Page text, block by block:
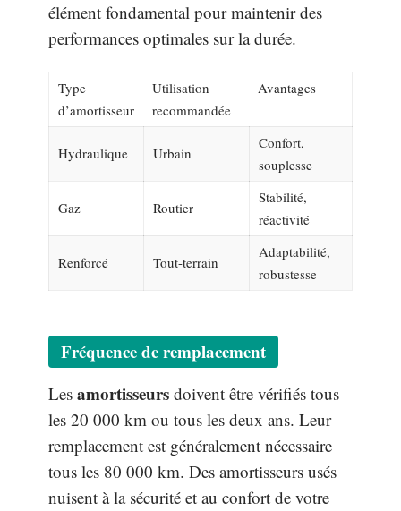
élément fondamental pour maintenir des
performances optimales sur la durée.
Type
d’amortisseur
Utilisation
recommandée
Avantages
Hydraulique Urbain
Confort,
souplesse
Gaz Routier
Stabilité,
réactivité
Renforcé Tout-terrain
Adaptabilité,
robustesse
Fréquence de remplacement
Les amortisseurs doivent être vérifiés tous
les 20 000 km ou tous les deux ans. Leur
remplacement est généralement nécessaire
tous les 80 000 km. Des amortisseurs usés
nuisent à la sécurité et au confort de votre